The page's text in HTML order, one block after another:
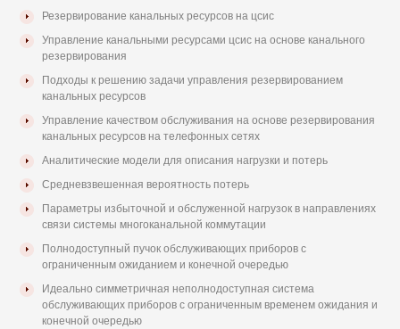
Резервирование канальных ресурсов на цсис
Управление канальными ресурсами цсис на основе канального
резервирования
Подходы к решению задачи управления резервированием
канальных ресурсов
Управление качеством обслуживания на основе резервирования
канальных ресурсов на телефонных сетях
Аналитические модели для описания нагрузки и потерь
Средневзвешенная вероятность потерь
Параметры избыточной и обслуженной нагрузок в направлениях
связи системы многоканальной коммутации
Полнодоступный пучок обслуживающих приборов с
ограниченным ожиданием и конечной очередью
Идеально симметричная неполнодоступная система
обслуживающих приборов с ограниченным временем ожидания и
конечной очередью